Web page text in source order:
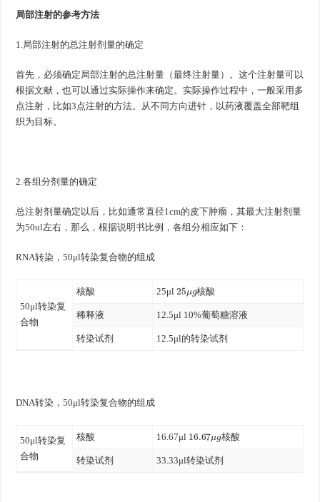
局部注射的参考方法
1.局部注射的总注射剂量的确定
首先，必须确定局部注射的总注射量（最终注射量）。这个注射量可以
根据文献，也可以通过实际操作来确定。实际操作过程中，一般采用多
点注射，比如3点注射的方法。从不同方向进针，以药液覆盖全部靶组
织为目标。
2.各组分剂量的确定
总注射剂量确定以后，比如通常直径1cm的皮下肿瘤，其最大注射剂量
为50ul左右，那么，根据说明书比例，各组分相应如下：
RNA转染，50μl转染复合物的组成
50μl转染复
合物
核酸 25μl25 g核酸
稀释液 12.5μl 10%葡萄糖溶液
转染试剂 12.5μl的转染试剂
DNA转染，50μl转染复合物的组成
50μl转染复
合物
核酸 16.67μl 16.67 核酸
转染试剂 33.33μl转染试剂